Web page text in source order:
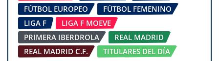
FÚTBOL EUROPEO
FÚTBOL FEMENINO
LIGA F
LIGA F MOEVE
PRIMERA IBERDROLA
REAL MADRID
REAL MADRID C.F.
TITULARES DEL DÍA